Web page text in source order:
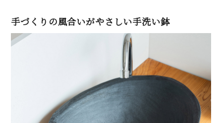
手づくりの風合いがやさしい手洗い鉢